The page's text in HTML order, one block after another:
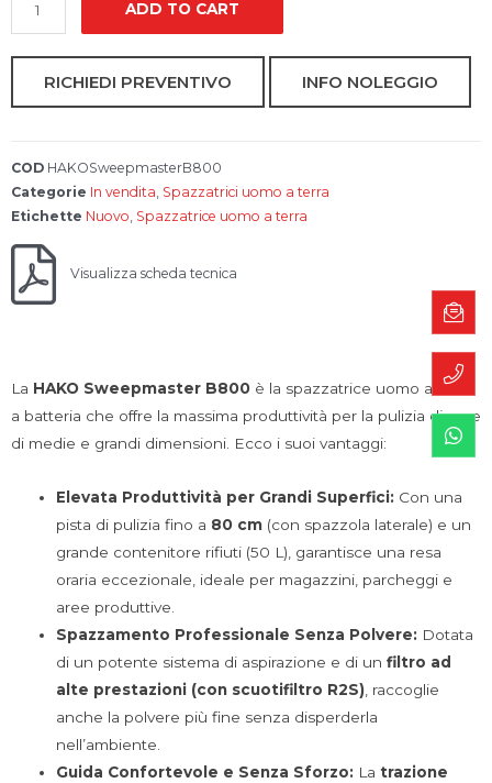
ADD TO CART
RICHIEDI PREVENTIVO INFO NOLEGGIO
COD HAKOSweepmasterB800
Categorie In vendita Spazzatrici uomo a terra
Etichette Nuovo Spazzatrice uomo a terra
Visualizza scheda tecnica
La HAKO Sweepmaster B800 è la spazzatrice uomo a terra
a batteria che offre la massima produttività per la pulizia di aree
di medie e grandi dimensioni. Ecco i suoi vantaggi:
Elevata Produttività per Grandi Superfici: Con una
pista di pulizia fino a 80 cm (con spazzola laterale) e un
grande contenitore rifiuti (50 L), garantisce una resa
oraria eccezionale, ideale per magazzini, parcheggi e
aree produttive.
Spazzamento Professionale Senza Polvere: Dotata
di un potente sistema di aspirazione e di unfiltro ad
alte prestazioni (con scuotifiltro R2S), raccoglie
anche la polvere più fine senza disperderla
nell’ambiente.
Guida Confortevole e Senza Sforzo: Latrazione